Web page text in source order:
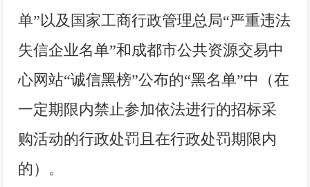
单”以及国家工商行政管理总局“严重违法
失信企业名单”和成都市公共资源交易中
心网站“诚信黑榜”公布的“黑名单”中（在
一定期限内禁止参加依法进行的招标采
购活动的行政处罚且在行政处罚期限内
的）。